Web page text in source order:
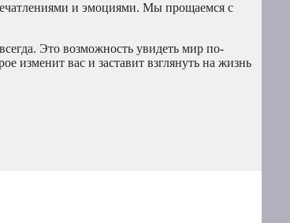
и эмоциями. Мы прощаемся с
Это возможность увидеть мир по-
изменит вас и заставит взглянуть на жизнь